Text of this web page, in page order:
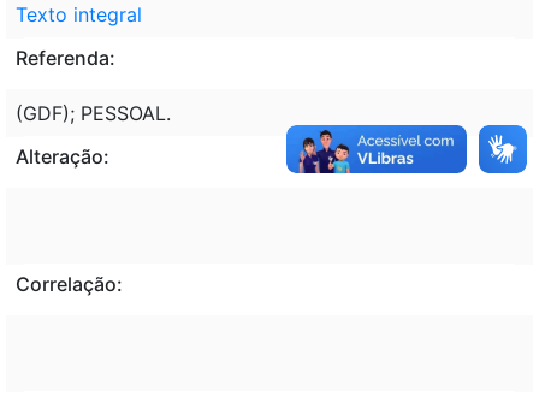
Texto integral
Referenda:
(GDF); PESSOAL.
Alteração:
Correlação: